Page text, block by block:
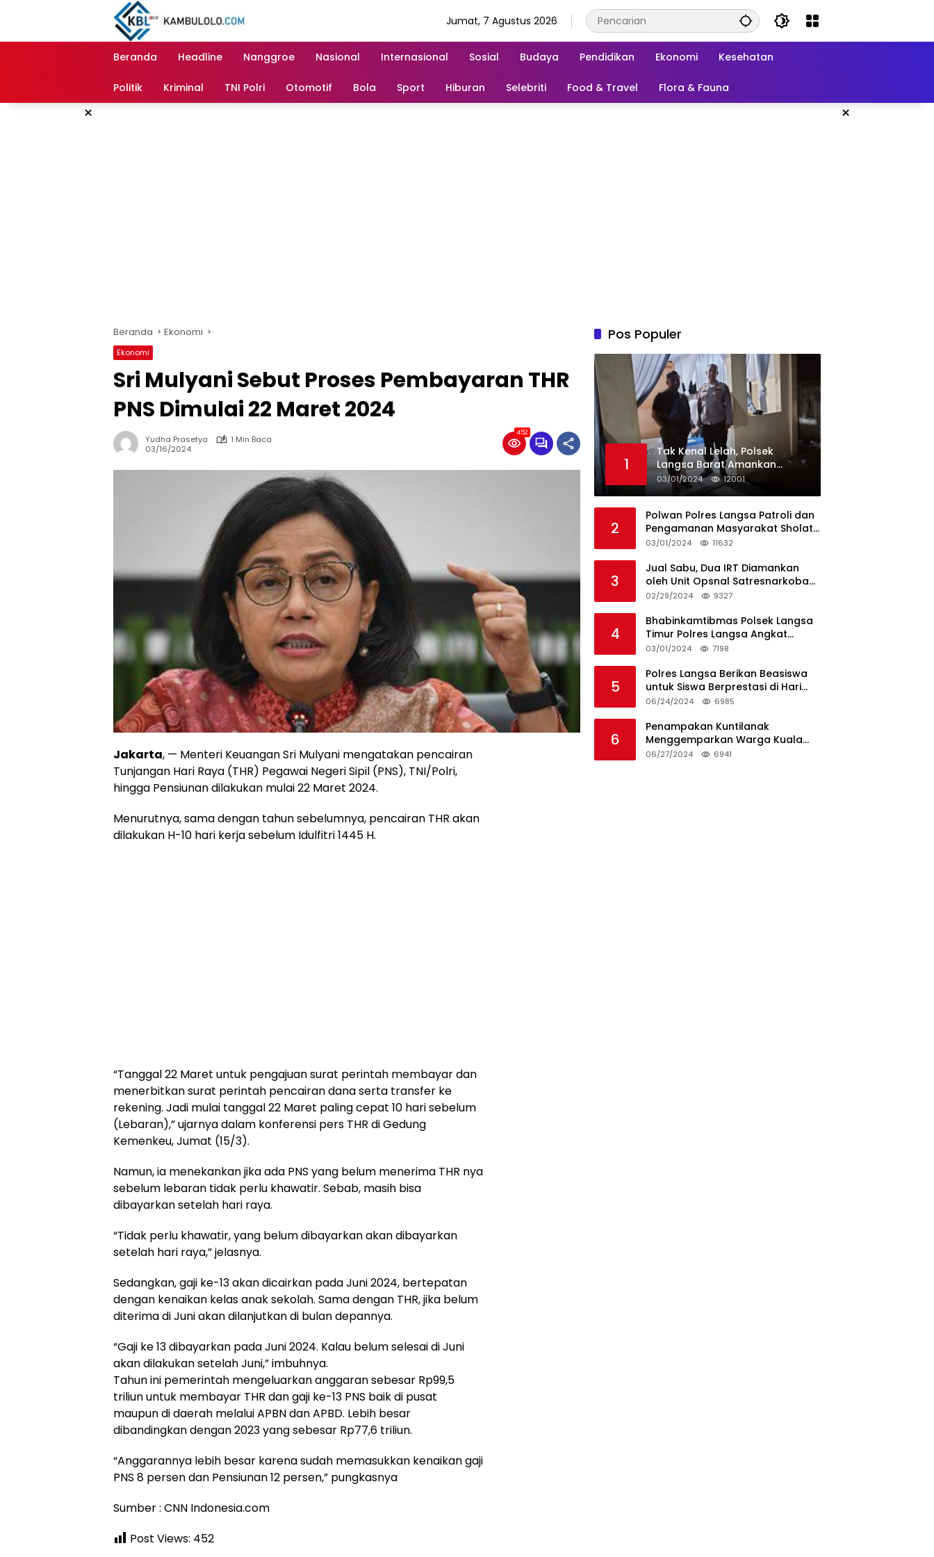
Jumat, 7 Agustus 2026
Beranda Headline Nanggroe Nasional Internasional Sosial Budaya Pendidikan Ekonomi Kesehatan
Politik Kriminal TNI Polri Otomotif Bola Sport Hiburan Selebriti Food & Travel Flora & Fauna
× ×
Beranda Ekonomi
Ekonomi
Sri Mulyani Sebut Proses Pembayaran THR
PNS Dimulai 22 Maret 2024
Yudha Prasetya
1 Min Baca
03/16/2024
452
Jakarta, — Menteri Keuangan Sri Mulyani mengatakan pencairan
Tunjangan Hari Raya (THR) Pegawai Negeri Sipil (PNS), TNI/Polri,
hingga Pensiunan dilakukan mulai 22 Maret 2024.
Menurutnya, sama dengan tahun sebelumnya, pencairan THR akan
dilakukan H-10 hari kerja sebelum Idulfitri 1445 H.
“Tanggal 22 Maret untuk pengajuan surat perintah membayar dan
menerbitkan surat perintah pencairan dana serta transfer ke
rekening. Jadi mulai tanggal 22 Maret paling cepat 10 hari sebelum
(Lebaran),” ujarnya dalam konferensi pers THR di Gedung
Kemenkeu, Jumat (15/3).
Namun, ia menekankan jika ada PNS yang belum menerima THR nya
sebelum lebaran tidak perlu khawatir. Sebab, masih bisa
dibayarkan setelah hari raya.
“Tidak perlu khawatir, yang belum dibayarkan akan dibayarkan
setelah hari raya,” jelasnya.
Sedangkan, gaji ke-13 akan dicairkan pada Juni 2024, bertepatan
dengan kenaikan kelas anak sekolah. Sama dengan THR, jika belum
diterima di Juni akan dilanjutkan di bulan depannya.
“Gaji ke 13 dibayarkan pada Juni 2024. Kalau belum selesai di Juni
akan dilakukan setelah Juni,” imbuhnya.
Tahun ini pemerintah mengeluarkan anggaran sebesar Rp99,5
triliun untuk membayar THR dan gaji ke-13 PNS baik di pusat
maupun di daerah melalui APBN dan APBD. Lebih besar
dibandingkan dengan 2023 yang sebesar Rp77,6 triliun.
“Anggarannya lebih besar karena sudah memasukkan kenaikan gaji
PNS 8 persen dan Pensiunan 12 persen,” pungkasnya
Sumber : CNN Indonesia.com
Post Views: 452
Pos Populer
1
Tak Kenal Lelah, Polsek
Langsa Barat Amankan
Rekapitulasi Selama12 Hari di
Kecamatan Baro
03/01/2024 12001
2
Polwan Polres Langsa Patroli dan
Pengamanan Masyarakat Sholat
Jumat
03/01/2024 11632
3
Jual Sabu, Dua IRT Diamankan
oleh Unit Opsnal Satresnarkoba
Polres Langsa
02/29/2024 9327
4
Bhabinkamtibmas Polsek Langsa
Timur Polres Langsa Angkat
Kerenda Bantu Prosesi
03/01/2024 7198
5
Polres Langsa Berikan Beasiswa
untuk Siswa Berprestasi di Hari
Bhayangkara ke-78
06/24/2024 6985
6
Penampakan Kuntilanak
Menggemparkan Warga Kuala
Langsa dan Btn Sungai Pauh
06/27/2024 6941